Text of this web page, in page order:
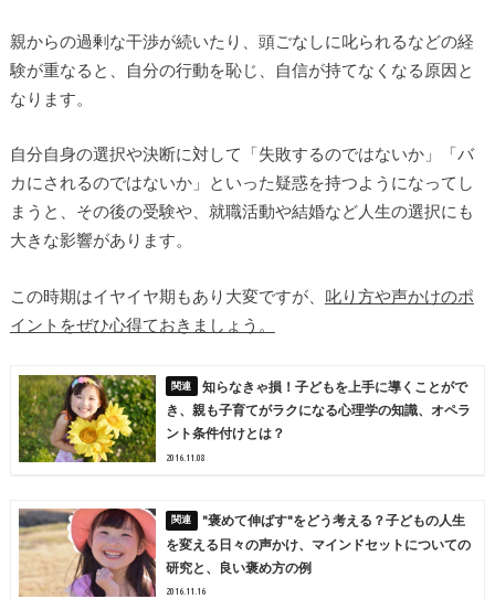
親からの過剰な干渉が続いたり、頭ごなしに叱られるなどの経
験が重なると、自分の行動を恥じ、自信が持てなくなる原因と
なります。
自分自身の選択や決断に対して「失敗するのではないか」「バ
カにされるのではないか」といった疑惑を持つようになってし
まうと、その後の受験や、就職活動や結婚など人生の選択にも
大きな影響があります。
この時期はイヤイヤ期もあり大変ですが、 叱り方や声かけのポ
イントをぜひ心得ておきましょう。
知らなきゃ損！子どもを上手に導くことがで
き、親も子育てがラクになる心理学の知識、オペラ
ント条件付けとは？
2016.11.08
"褒めて伸ばす"をどう考える？子どもの人生
を変える日々の声かけ、マインドセットについての
研究と、良い褒め方の例
2016.11.16